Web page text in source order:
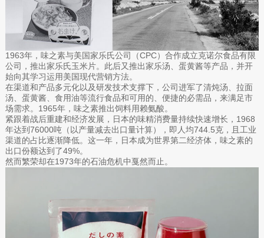
1963年，味之素与美国家乐氏公司（CPC）合作成立克诺尔食品有限
公司，推出家乐氏玉米片。此后又推出家乐汤、蛋黄酱等产品，并开
始向其学习运用美国现代营销方法。
在渠道和产品多元化以及研发技术支撑下，公司进军了清炖汤、拉面
汤、蛋黄酱、食用油等流行食品和可用的、便捷的必需品，来满足市
场需求。1965年，味之素推出饲料用赖氨酸。
紧跟着战后重建和经济发展，日本的味精消费量持续快速增长，1968
年达到76000吨（以产量减去出口量计算），即人均744.5克，且工业
渠道的占比逐渐降低。这一年，日本成为世界第二经济体，味之素的
出口份额达到了49%。
然而繁荣却在1973年的石油危机中戛然而止。